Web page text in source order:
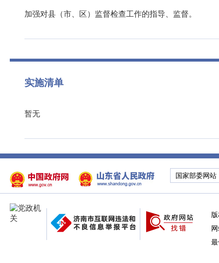
加强对县（市、区）监督检查工作的指导、监督。
实施清单
暂无
国家部委网站